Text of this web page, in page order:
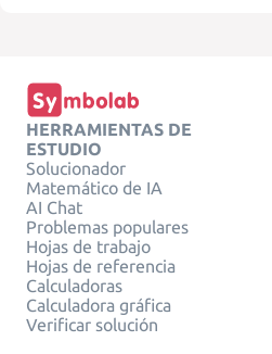
HERRAMIENTAS DE
ESTUDIO
Solucionador
Matemático de IA
AI Chat
Problemas populares
Hojas de trabajo
Hojas de referencia
Calculadoras
Calculadora gráfica
Verificar solución